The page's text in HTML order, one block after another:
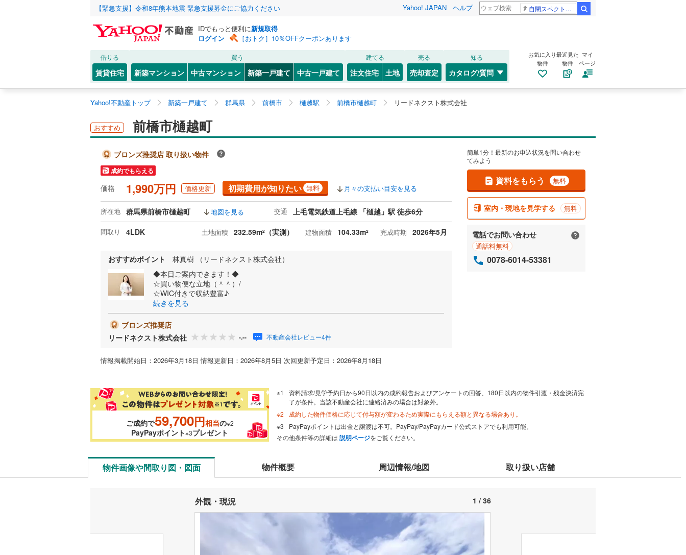
【緊急支援】令和8年熊本地震 緊急支援募金にご協力ください Yahoo! JAPAN ヘルプ 自閉スペクトラム症
IDでもっと便利に新規取得
ログイン
［おトク］10％OFFクーポンあります
借りる
賃貸住宅
買う
新築マンション 中古マンション 新築一戸建て 中古一戸建て
建てる
注文住宅 土地
売る
売却査定
知る
カタログ/質問
お気に入り
物件
最近見た
物件
マイ
ページ
Yahoo!不動産トップ 新築一戸建て 群馬県 前橋市 樋越駅 前橋市樋越町 リードネクスト株式会社
おすすめ 前橋市樋越町
ブロンズ推奨店 取り扱い物件
成約でもらえる
価格 1,990万円 価格更新 初期費用が知りたい 無料 月々の支払い目安を見る
所在地 群馬県前橋市樋越町 地図を見る 交通 上毛電気鉄道上毛線 「樋越」駅 徒歩6分
間取り 4LDK 土地面積 232.59m2 （実測） 建物面積 104.33m2 完成時期 2026年5月
おすすめポイント
林真樹 （リードネクスト株式会社）
◆本日ご案内できます！◆
☆買い物便な立地（＾＾）/
☆WIC付きで収納豊富♪
続きを見る
ブロンズ推奨店
リードネクスト株式会社
-.-- 不動産会社レビュー4件
情報掲載開始日：2026年3月18日 情報更新日：2026年8月5日 次回更新予定日：2026年8月18日
簡単1分！最新のお申込状況を問い合わせ
てみよう
資料をもらう 無料
室内・現地を見学する 無料
電話でお問い合わせ
通話料無料
0078-6014-53381
ご成約で59,700円相当の※2
PayPayポイント※3プレゼント
資料請求/見学予約日から90日以内の成約報告およびアンケートの回答、180日以内の物件引渡・残金決済完
了が条件。当該不動産会社に連絡済みの場合は対象外。
成約した物件価格に応じて付与額が変わるため実際にもらえる額と異なる場合あり。
PayPayポイントは出金と譲渡は不可。PayPay/PayPayカード公式ストアでも利用可能。
その他条件等の詳細は 説明ページをご覧ください。
物件画像や間取り図・図面 物件概要 周辺情報/地図 取り扱い店舗
外観・現況 1 / 36